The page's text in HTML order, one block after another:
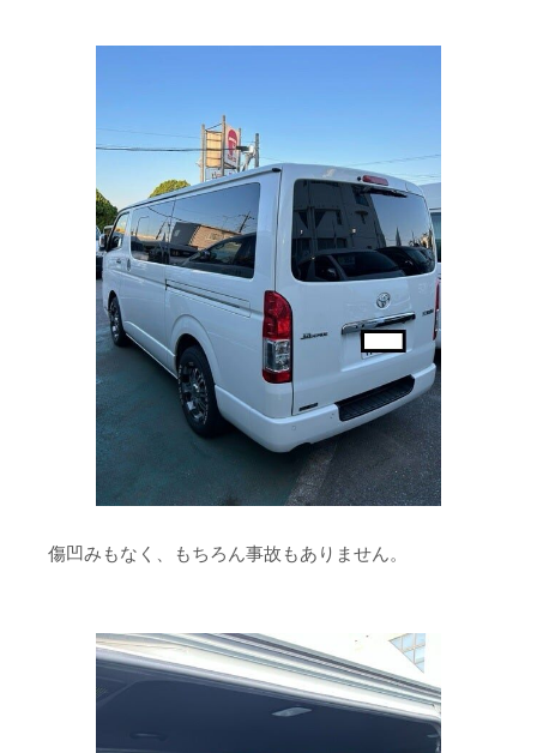
傷凹みもなく、もちろん事故もありません。